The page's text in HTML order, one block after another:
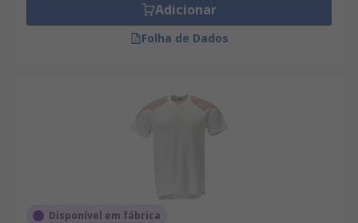
Adicionar
Folha de Dados
Disponível em fábrica